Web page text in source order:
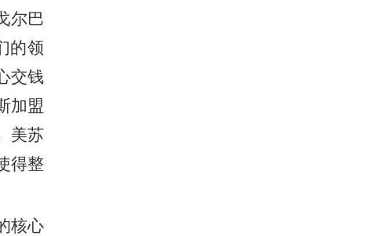
尔巴
的领
交钱
加盟
美苏
得整
核心